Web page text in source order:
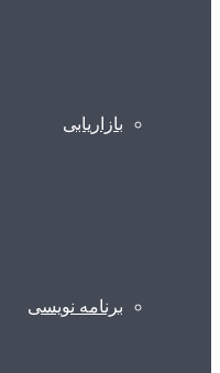
بازاریابی
برنامه نویسی